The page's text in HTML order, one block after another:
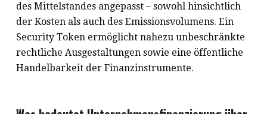
des Mittelstandes angepasst – sowohl hinsichtlich
der Kosten als auch des Emissionsvolumens. Ein
Security Token ermöglicht nahezu unbeschränkte
rechtliche Ausgestaltungen sowie eine öffentliche
Handelbarkeit der Finanzinstrumente.